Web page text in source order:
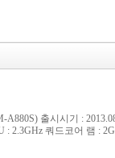
A880S) 출시시기 :
: 2.3GHz 쿼드코어 램 :